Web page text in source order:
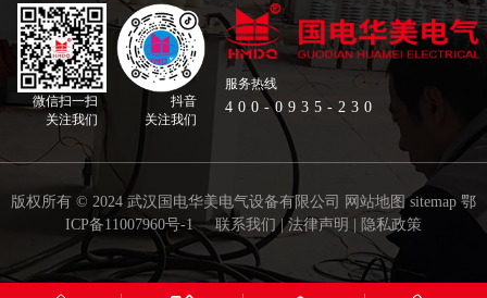
微信扫一扫
关注我们
抖音
关注我们
服务热线
400-0935-230
版权所有 © 2024 武汉国电华美电气设备有限公司 网站地图 sitemap 鄂
ICP备11007960号-1
联系我们|法律声明 | 隐私政策